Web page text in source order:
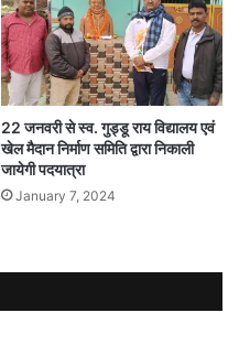
22 जनवरी से स्व. गुड्डू राय विद्यालय एवं
खेल मैदान निर्माण समिति द्वारा निकाली
जायेगी पदयात्रा
January 7, 2024